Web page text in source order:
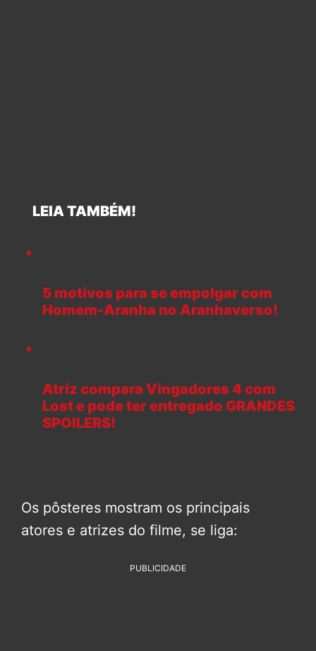
LEIA TAMBÉM!
5 motivos para se empolgar com
Homem-Aranha no Aranhaverso!
Atriz compara Vingadores 4 com
Lost e pode ter entregado GRANDES
SPOILERS!
Os pôsteres mostram os principais
atores e atrizes do filme, se liga:
PUBLICIDADE